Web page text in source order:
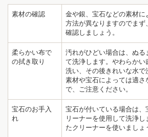
素材の確認
金や銀、宝石などの素材
方法が異なりますのでまず
確認しましょう。
柔らかい布で
の拭き取り
汚れがひどい場合は、ぬる
て洗浄します。やわらかい
洗い、その後きれいな水で
素材や宝石によっては適
で、ご注意ください。
宝石のお手入
れ
宝石が付いている場合は、
リーナーを使用して洗浄
たクリーナーを使いましょ